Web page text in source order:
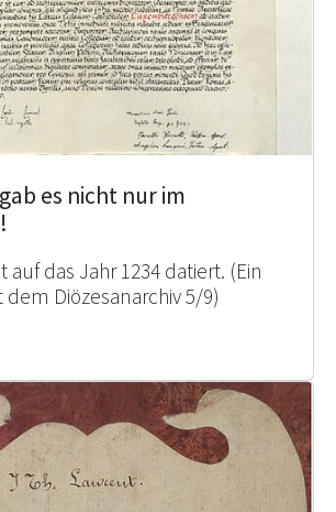
es nicht nur im
auf das Jahr 1234 datiert. (Ein
Diözesanarchiv 5/9)